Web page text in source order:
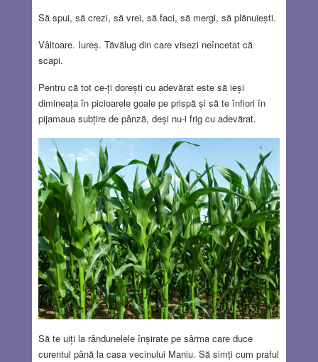
Să spui, să crezi, să vrei, să faci, să mergi, să plănuiești.
Vâltoare. Iureș. Tăvălug din care visezi neîncetat că
scapi.
Pentru că tot ce-ți dorești cu adevărat este să ieși
dimineața în picioarele goale pe prispă și să te înfiori în
pijamaua subțire de pânză, deși nu-i frig cu adevărat.
Să te uiți la rândunelele înșirate pe sârma care duce
curentul până la casa vecinului Maniu. Să simți cum praful